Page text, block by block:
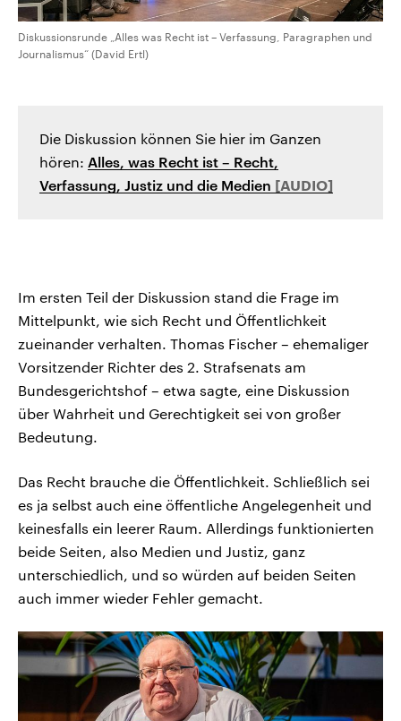
Diskussionsrunde „Alles was Recht ist – Verfassung, Paragraphen und
Journalismus“ (David Ertl)
Die Diskussion können Sie hier im Ganzen
hören: Alles, was Recht ist – Recht,
Verfassung, Justiz und die Medien
Im ersten Teil der Diskussion stand die Frage im
Mittelpunkt, wie sich Recht und Öffentlichkeit
zueinander verhalten. Thomas Fischer – ehemaliger
Vorsitzender Richter des 2. Strafsenats am
Bundesgerichtshof – etwa sagte, eine Diskussion
über Wahrheit und Gerechtigkeit sei von großer
Bedeutung.
Das Recht brauche die Öffentlichkeit. Schließlich sei
es ja selbst auch eine öffentliche Angelegenheit und
keinesfalls ein leerer Raum. Allerdings funktionierten
beide Seiten, also Medien und Justiz, ganz
unterschiedlich, und so würden auf beiden Seiten
auch immer wieder Fehler gemacht.